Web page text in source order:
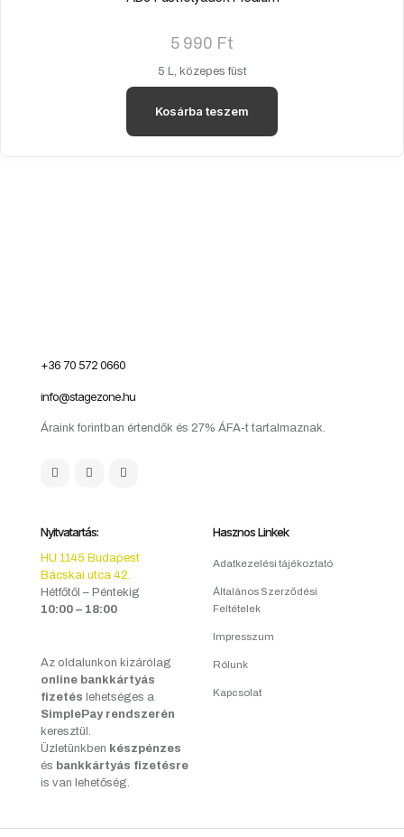
5 990 Ft
5 L, közepes füst
Kosárba teszem
+36 70 572 0660
info@stagezone.hu
Áraink forintban értendők és 27% ÁFA-t tartalmaznak.
Nyitvatartás:
HU 1145 Budapest
Bácskai utca 42.
Hétfőtől – Péntekig
10:00 – 18:00
Az oldalunkon kizárólag
online bankkártyás
fizetés lehetséges a
SimplePay rendszerén
keresztül.
Üzletünkben készpénzes
és bankkártyás fizetésre
is van lehetőség.
Hasznos Linkek
Adatkezelési tájékoztató
Általános Szerződési
Feltételek
Impresszum
Rólunk
Kapcsolat